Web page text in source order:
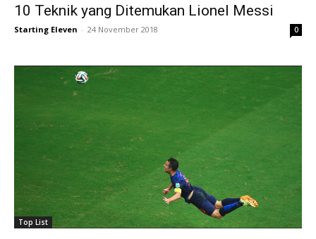
10 Teknik yang Ditemukan Lionel Messi
Starting Eleven - 24 November 2018 0
Top List